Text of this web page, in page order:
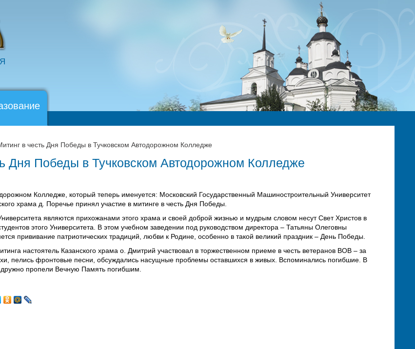
в честь Дня Победы в Тучковском Автодорожном Колледже
Дня Победы в Тучковском Автодорожном Колледже
Колледже, который теперь именуется: Московский Государственный Машиностроительный Университет
храма д. Поречье принял участие в митинге в честь Дня Победы.
являются прихожанами этого храма и своей доброй жизнью и мудрым словом несут Свет Христов в
этого Университета. В этом учебном заведении под руководством директора – Татьяны Олеговны
прививание патриотических традиций, любви к Родине, особенно в такой великий праздник – День Победы.
настоятель Казанского храма о. Дмитрий участвовал в торжественном приеме в честь ветеранов ВОВ – за
пелись фронтовые песни, обсуждались насущные проблемы оставшихся в живых. Вспоминались погибшие. В
пропели Вечную Память погибшим.